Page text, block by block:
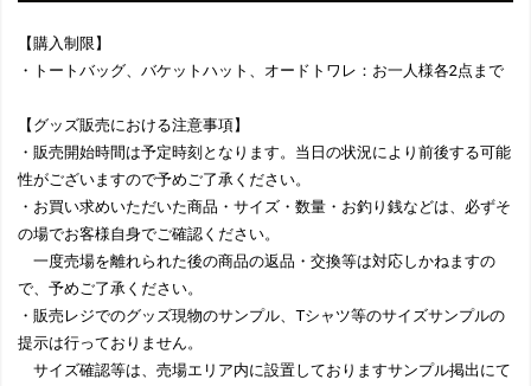
【購入制限】
・トートバッグ、バケットハット、オードトワレ：お一人様各2点まで
【グッズ販売における注意事項】
・販売開始時間は予定時刻となります。当日の状況により前後する可能
性がございますので予めご了承ください。
・お買い求めいただいた商品・サイズ・数量・お釣り銭などは、必ずそ
の場でお客様自身でご確認ください。
一度売場を離れられた後の商品の返品・交換等は対応しかねますの
で、予めご了承ください。
・販売レジでのグッズ現物のサンプル、Tシャツ等のサイズサンプルの
提示は行っておりません。
サイズ確認等は、売場エリア内に設置しておりますサンプル掲出にて